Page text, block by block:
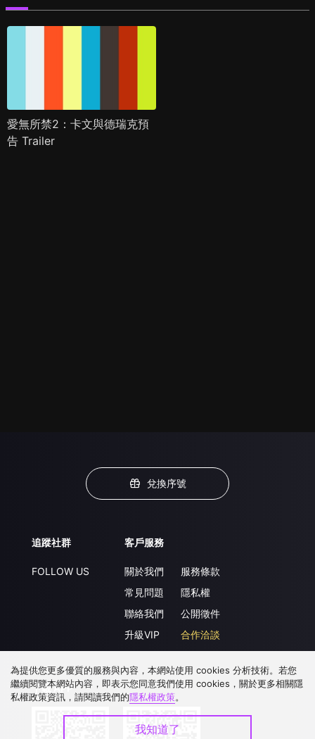
愛無所禁2：卡文與德瑞克預
告 Trailer
兌換序號
追蹤社群
FOLLOW US
客戶服務
關於我們
常見問題
聯絡我們
升級VIP
服務條款
隱私權
公開徵件
合作洽談
下載 APP
為提供您更多優質的服務與內容，本網站使用 cookies 分析技術。若您
繼續閱覽本網站內容，即表示您同意我們使用 cookies，關於更多相關隱
私權政策資訊，請閱讀我們的隱私權政策。
我知道了